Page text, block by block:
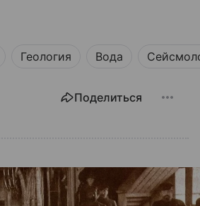
Геология Вода
Поделиться